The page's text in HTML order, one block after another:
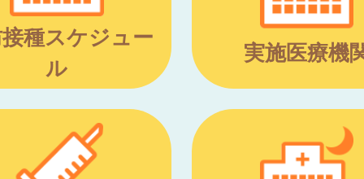
種スケジュー
ル
実施医療機